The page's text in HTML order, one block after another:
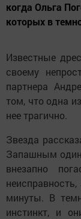
когда Ольга
которых в
Известные
своему
партнера
том, что одна
нее трагично.
Звезда
Запашным один
внезапно
минуты. В
инстинкт, и